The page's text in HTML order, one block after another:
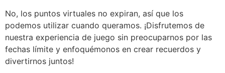
No, los puntos virtuales no expiran, así que los
podemos utilizar cuando queramos. ¡Disfrutemos de
nuestra experiencia de juego sin preocuparnos por las
fechas límite y enfoquémonos en crear recuerdos y
divertirnos juntos!